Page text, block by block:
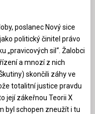
poslanec Nový sice
politický činitel právo
„pravicových sil“. Žalobci
a mnozí z nich
skončili záhy ve
totalitní justice pravdu
její zákeřnou Teorii X
byl schopen zneužít i tu